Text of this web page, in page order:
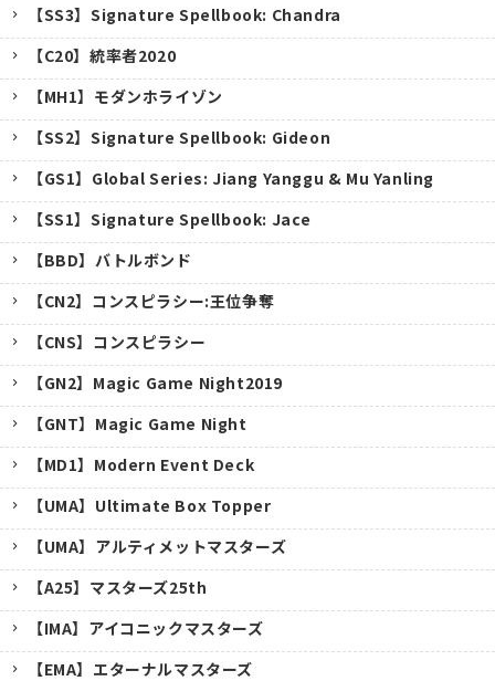
キャンセル
【SS3】Signature Spellbook: Chandra
【C20】統率者2020
【MH1】モダンホライゾン
【SS2】Signature Spellbook: Gideon
【GS1】Global Series: Jiang Yanggu & Mu Yanling
【SS1】Signature Spellbook: Jace
【BBD】バトルボンド
【CN2】コンスピラシー:王位争奪
【CNS】コンスピラシー
【GN2】Magic Game Night2019
【GNT】Magic Game Night
【MD1】Modern Event Deck
【UMA】Ultimate Box Topper
【UMA】アルティメットマスターズ
【A25】マスターズ25th
【IMA】アイコニックマスターズ
【EMA】エターナルマスターズ